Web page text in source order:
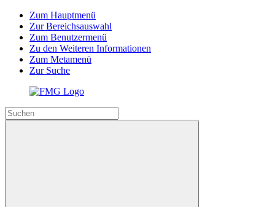
Zum Hauptmenü
Zur Bereichsauswahl
Zum Benutzermenü
Zu den Weiteren Informationen
Zum Metamenü
Zur Suche